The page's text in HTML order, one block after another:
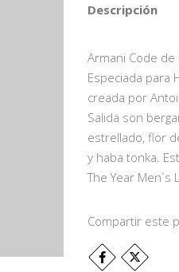
Descripción
Armani Code de
Especiada para
creada por
Salida son
estrellado, flor
y haba tonka.
The Year Men`s
Compartir este